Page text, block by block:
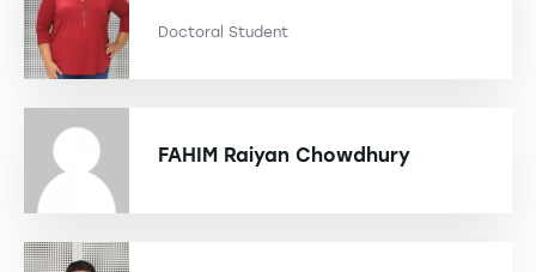
Doctoral Student
FAHIM Raiyan Chowdhury